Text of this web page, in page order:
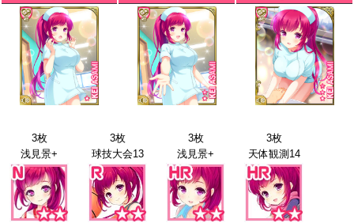
3枚
浅見景+
3枚
球技大会13
3枚
浅見景+
3枚
天体観測14